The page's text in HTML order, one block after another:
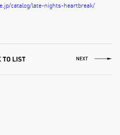
catalog/late-nights-heartbreak/